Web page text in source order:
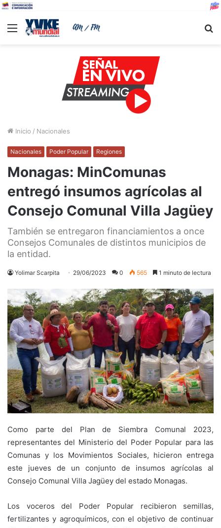
Menu
Inicio / Nacionales
Nacionales Poder Popular Regiones
Monagas: MinComunas
entregó insumos agrícolas al
Consejo Comunal Villa Jagüey
También se entregaron financiamientos a once
Consejos Comunales de distintos municipios de
la entidad.
Yolimar Scarpita 29/06/2023 0 565 1 minuto de lectura
Como parte del Plan de Siembra Comunal 2023,
representantes del Ministerio del Poder Popular para las
Comunas y los Movimientos Sociales, hicieron entrega
este jueves de un conjunto de insumos agrícolas al
Consejo Comunal Villa Jagüey del estado Monagas.
Los voceros del Poder Popular recibieron semillas,
fertilizantes y agroquímicos, con el objetivo de continuar